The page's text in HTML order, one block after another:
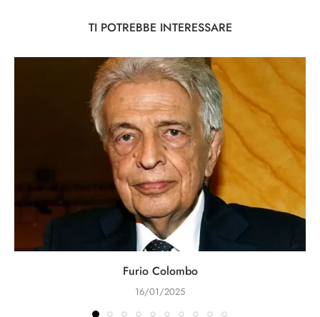
TI POTREBBE INTERESSARE
Furio Colombo
16/01/2025